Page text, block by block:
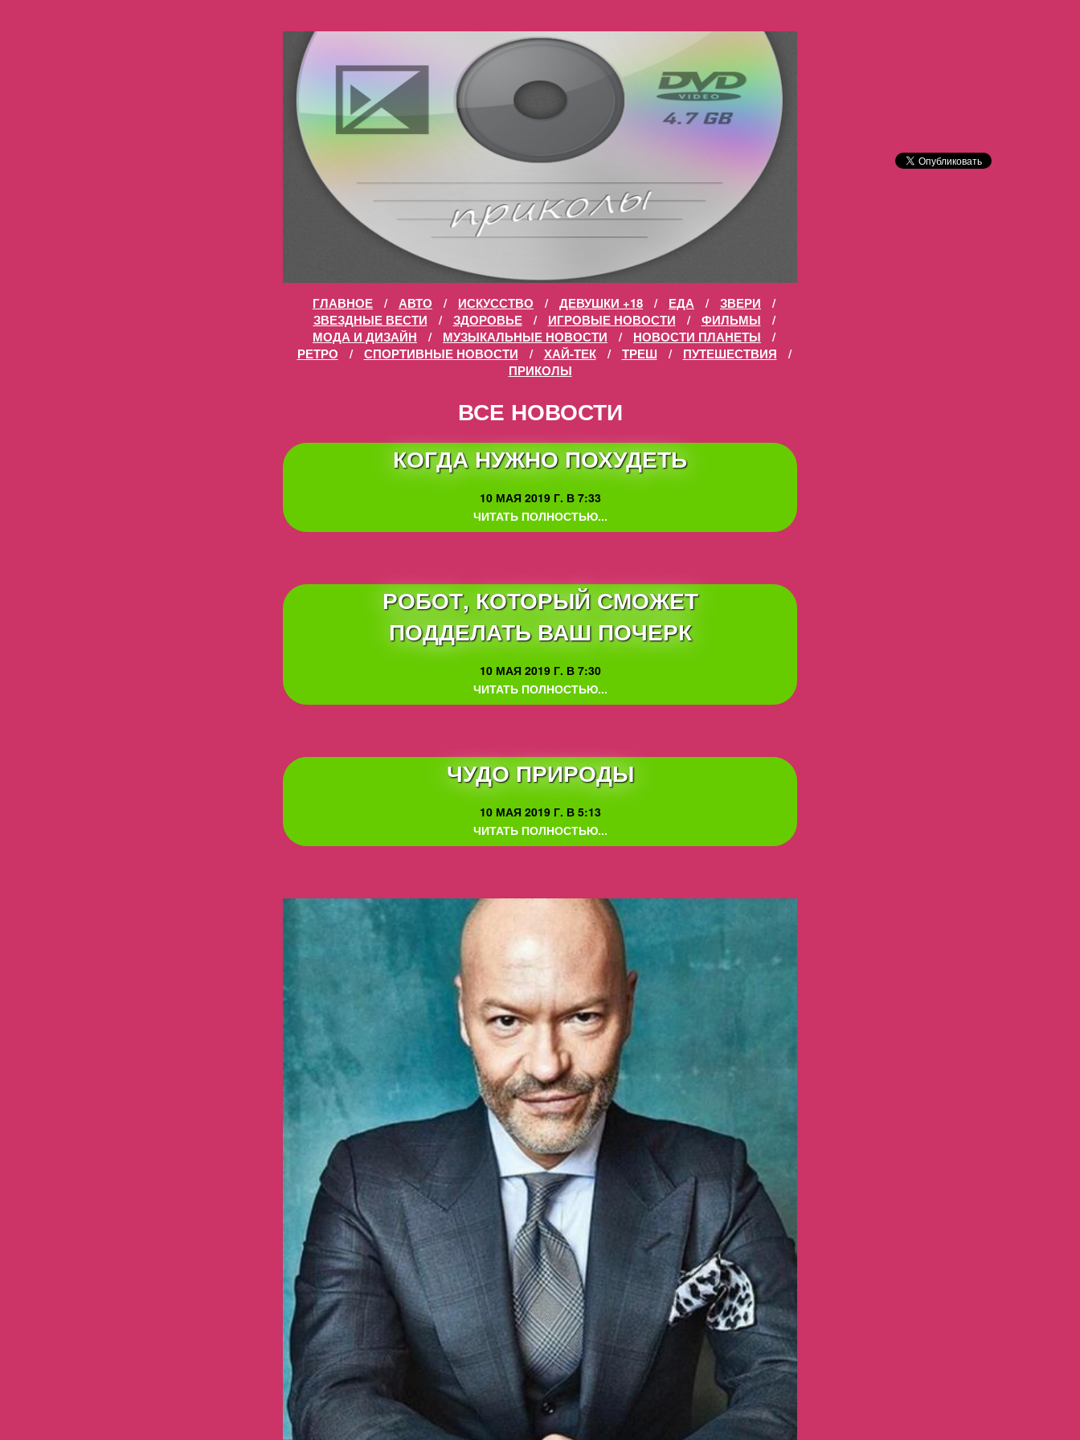
ГЛАВНОЕ / АВТО / ИСКУССТВО / ДЕВУШКИ +18 / ЕДА / ЗВЕРИ
/
ЗВЕЗДНЫЕ ВЕСТИ
/ ЗДОРОВЬЕ / ИГРОВЫЕ НОВОСТИ / ФИЛЬМЫ
/
МОДА И ДИЗАЙН
/ МУЗЫКАЛЬНЫЕ НОВОСТИ / НОВОСТИ ПЛАНЕТЫ
/
РЕТРО
/ СПОРТИВНЫЕ НОВОСТИ / ХАЙ-ТЕК / ТРЕШ / ПУТЕШЕСТВИЯ
/
ПРИКОЛЫ
ВСЕ НОВОСТИ
КОГДА НУЖНО ПОХУДЕТЬ
10 МАЯ 2019 Г. В 7:33
ЧИТАТЬ ПОЛНОСТЬЮ...
РОБОТ, КОТОРЫЙ СМОЖЕТ
ПОДДЕЛАТЬ ВАШ ПОЧЕРК
10 МАЯ 2019 Г. В 7:30
ЧИТАТЬ ПОЛНОСТЬЮ...
ЧУДО ПРИРОДЫ
10 МАЯ 2019 Г. В 5:13
ЧИТАТЬ ПОЛНОСТЬЮ...